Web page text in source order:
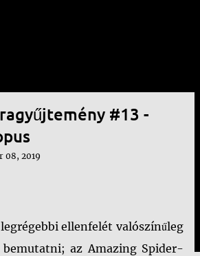
#13 -
08, 2019
ellenfelét valószínűleg
az Amazing Spider-